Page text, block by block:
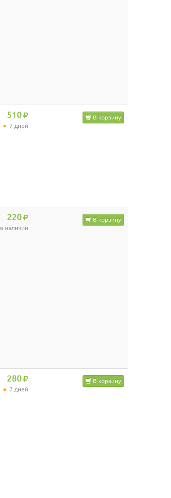
510
7 дней
В корзину
220
в наличии
В корзину
280
7 дней
В корзину